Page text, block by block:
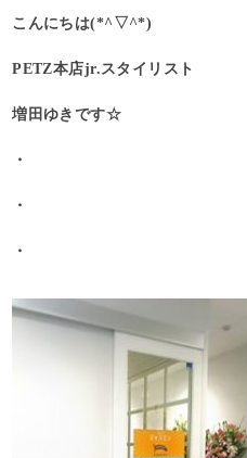
こんにちは(*^▽^*)
PETZ本店jr.スタイリスト
増田ゆきです☆
・
・
・